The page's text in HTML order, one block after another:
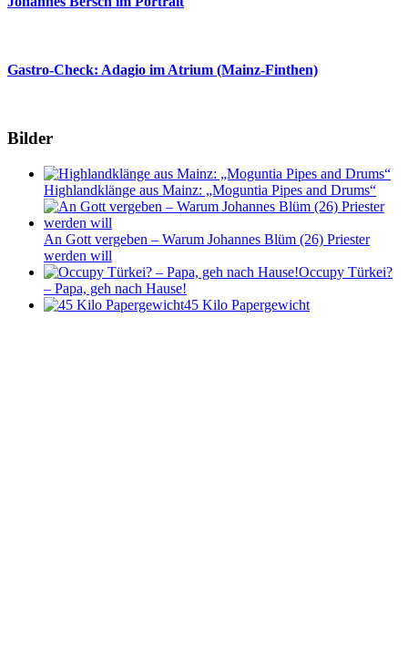
Gastro-Check: Adagio im Atrium (Mainz-Finthen)
Bilder
Highlandklänge aus Mainz: „Moguntia Pipes and Drums“
An Gott vergeben – Warum Johannes Blüm (26) Priester
werden will
Occupy Türkei?
– Papa, geh nach Hause!
45 Kilo Papergewicht